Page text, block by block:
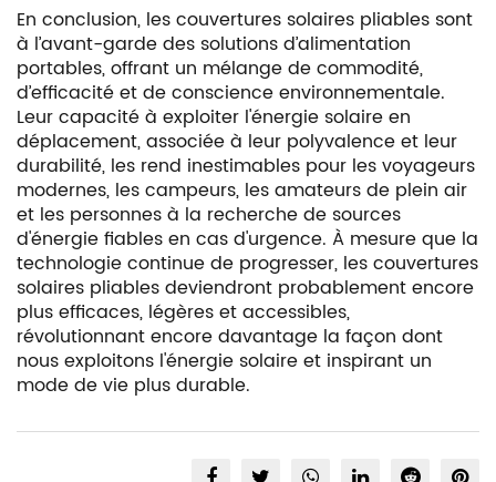
En conclusion, les couvertures solaires pliables sont
à l’avant-garde des solutions d’alimentation
portables, offrant un mélange de commodité,
d’efficacité et de conscience environnementale.
Leur capacité à exploiter l'énergie solaire en
déplacement, associée à leur polyvalence et leur
durabilité, les rend inestimables pour les voyageurs
modernes, les campeurs, les amateurs de plein air
et les personnes à la recherche de sources
d'énergie fiables en cas d'urgence. À mesure que la
technologie continue de progresser, les couvertures
solaires pliables deviendront probablement encore
plus efficaces, légères et accessibles,
révolutionnant encore davantage la façon dont
nous exploitons l'énergie solaire et inspirant un
mode de vie plus durable.